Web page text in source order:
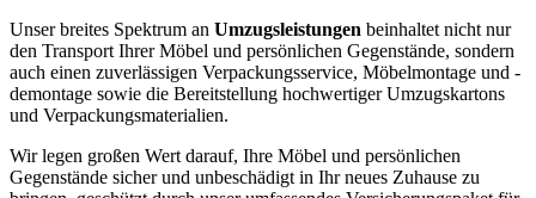
Unser breites Spektrum an Umzugsleistungen beinhaltet nicht nur
den Transport Ihrer Möbel und persönlichen Gegenstände, sondern
auch einen zuverlässigen Verpackungsservice, Möbelmontage und -
demontage sowie die Bereitstellung hochwertiger Umzugskartons
und Verpackungsmaterialien.
Wir legen großen Wert darauf, Ihre Möbel und persönlichen
Gegenstände sicher und unbeschädigt in Ihr neues Zuhause zu